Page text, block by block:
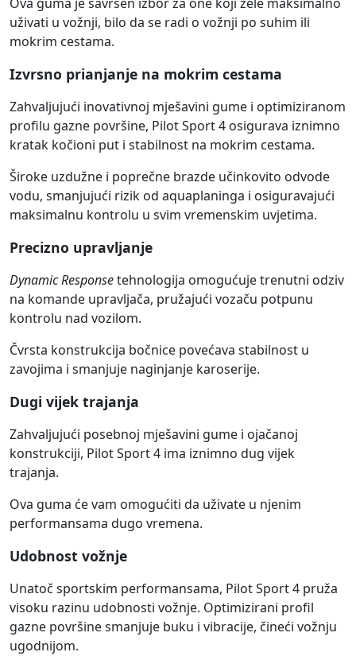
uživati u vožnji, bilo da se radi o vožnji po suhim ili
mokrim cestama.
Izvrsno prianjanje na mokrim cestama
Zahvaljujući inovativnoj mješavini gume i optimiziranom
profilu gazne površine, Pilot Sport 4 osigurava iznimno
kratak kočioni put i stabilnost na mokrim cestama.
Široke uzdužne i poprečne brazde učinkovito odvode
vodu, smanjujući rizik od aquaplaninga i osiguravajući
maksimalnu kontrolu u svim vremenskim uvjetima.
Precizno upravljanje
Dynamic Responsetehnologija omogućuje trenutni odziv
na komande upravljača, pružajući vozaču potpunu
kontrolu nad vozilom.
Čvrsta konstrukcija bočnice povećava stabilnost u
zavojima i smanjuje naginjanje karoserije.
Dugi vijek trajanja
Zahvaljujući posebnoj mješavini gume i ojačanoj
konstrukciji, Pilot Sport 4 ima iznimno dug vijek
trajanja.
Ova guma će vam omogućiti da uživate u njenim
performansama dugo vremena.
Udobnost vožnje
Unatoč sportskim performansama, Pilot Sport 4 pruža
visoku razinu udobnosti vožnje. Optimizirani profil
gazne površine smanjuje buku i vibracije, čineći vožnju
ugodnijom.